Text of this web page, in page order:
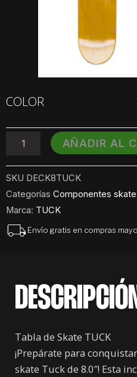
COLOR
de
TUCK
AÑADIR AL
SKU DECK8TUCK
Categorías Componentes skate
Marca: TUCK
Envío gratis en compras
Tabla de Skate TUCK
¡Prepárate para
skate Tuck de 8.0″! Esta